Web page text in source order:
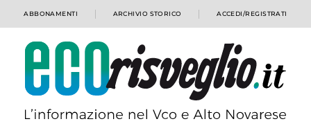
ABBONAMENTI ARCHIVIO STORICO ACCEDI/REGISTRATI